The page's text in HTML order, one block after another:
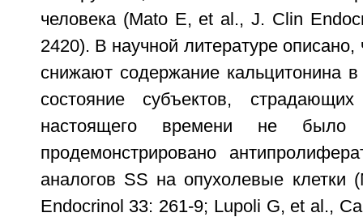
человека (Mato E, et al., J. Clin
2420). В научной литературе описано,
снижают содержание кальцитонина
состояние субъектов,
настоящего времени не было
продемонстрировано
аналогов SS на опухолевые клетки
Endocrinol 33: 261-9; Lupoli G, et al.,